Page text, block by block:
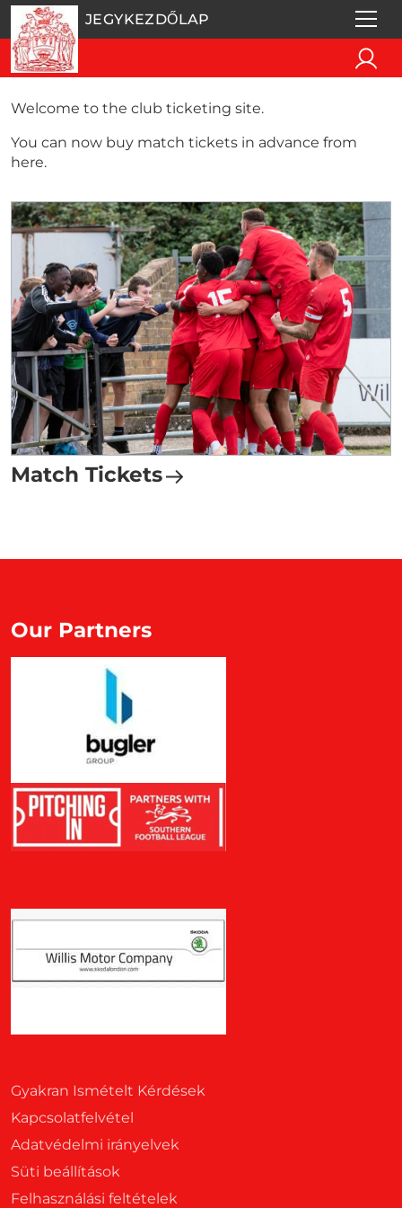
JEGYKEZDŐLAP
Welcome to the club ticketing site.
You can now buy match tickets in advance from
here.
Match Tickets
Gyakran Ismételt Kérdések
Kapcsolatfelvétel
Adatvédelmi irányelvek
Süti beállítások
Felhasználási feltételek
Our Partners